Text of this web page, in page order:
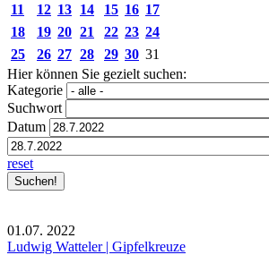
11
12 13 14 15 16 17
18
19 20 21 22 23 24
25
26 27 28 29 30 31
Hier können Sie gezielt suchen:
Kategorie
Suchwort
Datum
reset
01.07. 2022
Ludwig Watteler | Gipfelkreuze